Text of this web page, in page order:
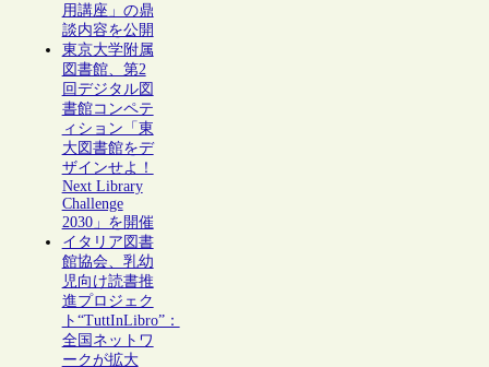
用講座」の鼎
談内容を公開
東京大学附属
図書館、第2
回デジタル図
書館コンペテ
ィション「東
大図書館をデ
ザインせよ！
Next Library
Challenge
2030」を開催
イタリア図書
館協会、乳幼
児向け読書推
進プロジェク
ト“TuttInLibro”：
全国ネットワ
ークが拡大